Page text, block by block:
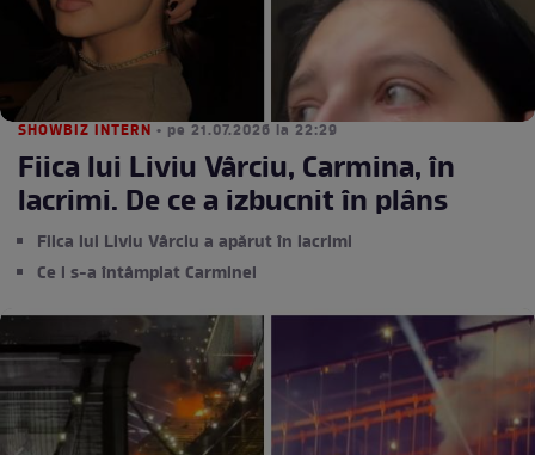
SHOWBIZ INTERN • pe 21.07.2026 la 22:29
Fiica lui Liviu Vârciu, Carmina, în
lacrimi. De ce a izbucnit în plâns
Fiica lui Liviu Vârciu a apărut în lacrimi
Ce i s-a întâmplat Carminei